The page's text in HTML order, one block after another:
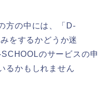
方の中には、「D-
をするかどうか迷
のサービスの申
るかもしれません